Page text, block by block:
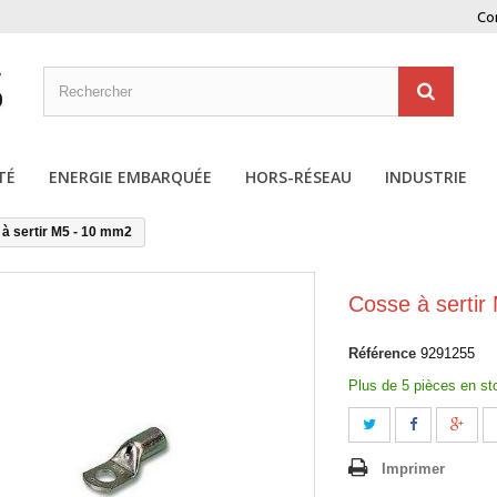
ENERGIE EMBARQUÉE HORS-RÉSEAU INDUSTRIE
sertir M5 - 10 mm2
Cosse à sertir
Référence 9291255
Plus de 5 pièces en
Imprimer